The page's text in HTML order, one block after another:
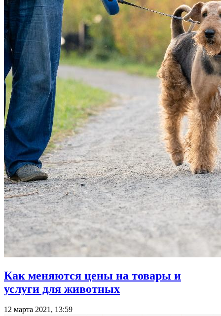
Как меняются цены на товары и
услуги для животных
12 марта 2021, 13:59